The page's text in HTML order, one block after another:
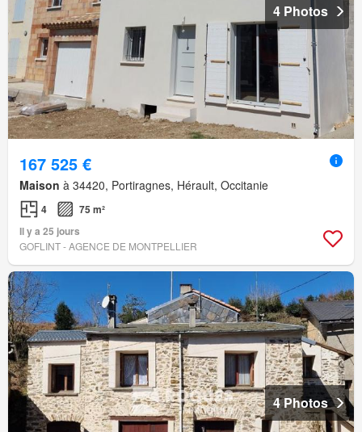
4 Photos
167 525 €
Maison à 34420, Portiragnes, Hérault, Occitanie
4
75 m²
Il y a 25 jours
GOFLINT - AGENCE DE MONTPELLIER
4 Photos